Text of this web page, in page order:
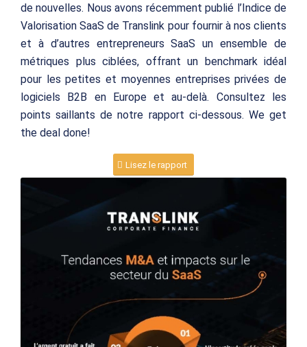
de nouvelles. Nous avons récemment publié l’Indice de
Valorisation SaaS de Translink pour fournir à nos clients
et à d’autres entrepreneurs SaaS un ensemble de
métriques plus ciblées, offrant un benchmark idéal
pour les petites et moyennes entreprises privées de
logiciels B2B en Europe et au-delà. Consultez les
points saillants de notre rapport ci-dessous. We get
the deal done!
Lisez le rapport